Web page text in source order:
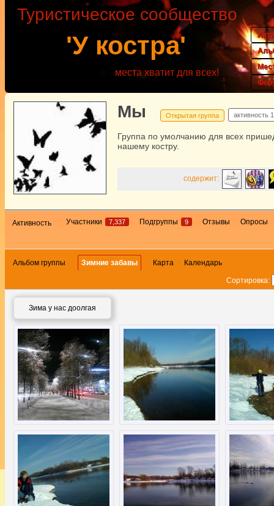
'У костра'
Туристическое сообщество
места хватит для всех!
Мы Открытая группа активность
Группа по умолчанию для всех
нашему костру.
содержит:
Активность Участники 7,337 Подгруппы 9 Отзывы Опросы
Альбом группы Зимние забавы Карта Календарь
Сортировка:
Зима у нас доолгая